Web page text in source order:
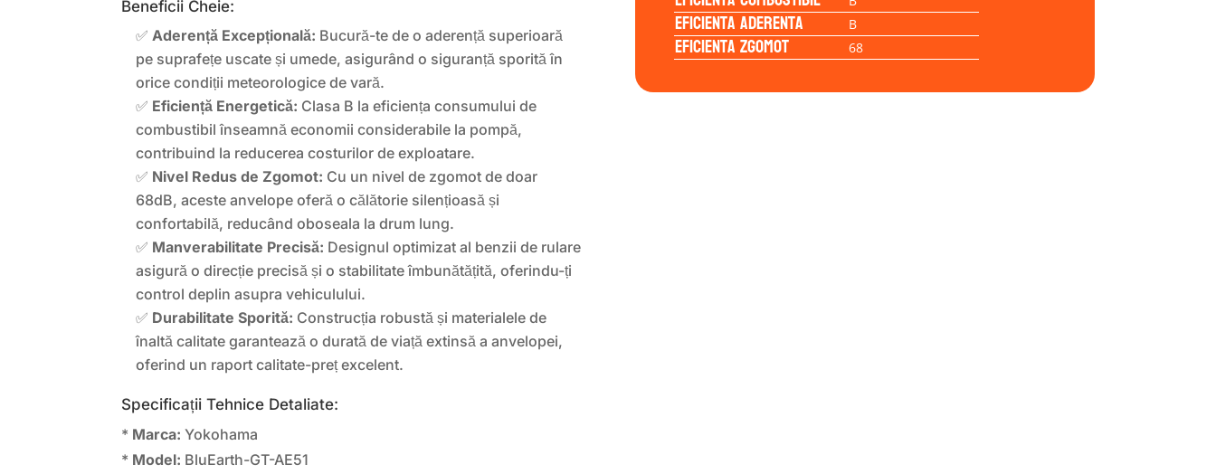
Beneficii Cheie:
✅ Aderență Excepțională: Bucură-te de o aderență superioară
pe suprafețe uscate și umede, asigurând o siguranță sporită în
orice condiții meteorologice de vară.
✅ Eficiență Energetică: Clasa B la eficiența consumului de
combustibil înseamnă economii considerabile la pompă,
contribuind la reducerea costurilor de exploatare.
✅ Nivel Redus de Zgomot: Cu un nivel de zgomot de doar
68dB, aceste anvelope oferă o călătorie silențioasă și
confortabilă, reducând oboseala la drum lung.
✅ Manverabilitate Precisă: Designul optimizat al benzii de rulare
asigură o direcție precisă și o stabilitate îmbunătățită, oferindu-ți
control deplin asupra vehiculului.
✅ Durabilitate Sporită: Construcția robustă și materialele de
înaltă calitate garantează o durată de viață extinsă a anvelopei,
oferind un raport calitate-preț excelent.
Specificații Tehnice Detaliate:
* Marca: Yokohama
* Model: BluEarth-GT-AE51
Eficienta Aderenta B
Eficienta Zgomot 68